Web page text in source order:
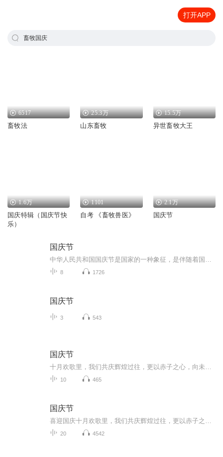
打开APP
畜牧国庆
6517
畜牧法
25.3万
山东畜牧
15.5万
异世畜牧大王
1.6万
国庆特辑（国庆节快
乐）
1101
自考 《畜牧兽医》
2.1万
国庆节
国庆节
8 1726
国庆节
3 543
国庆节
10 465
国庆节
20 4542